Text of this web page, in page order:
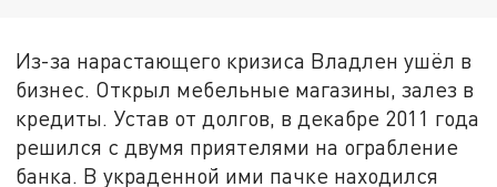
Из-за нарастающего кризиса Владлен ушёл в
бизнес. Открыл мебельные магазины, залез в
кредиты. Устав от долгов, в декабре 2011 года
решился с двумя приятелями на ограбление
банка. В украденной ими пачке находился